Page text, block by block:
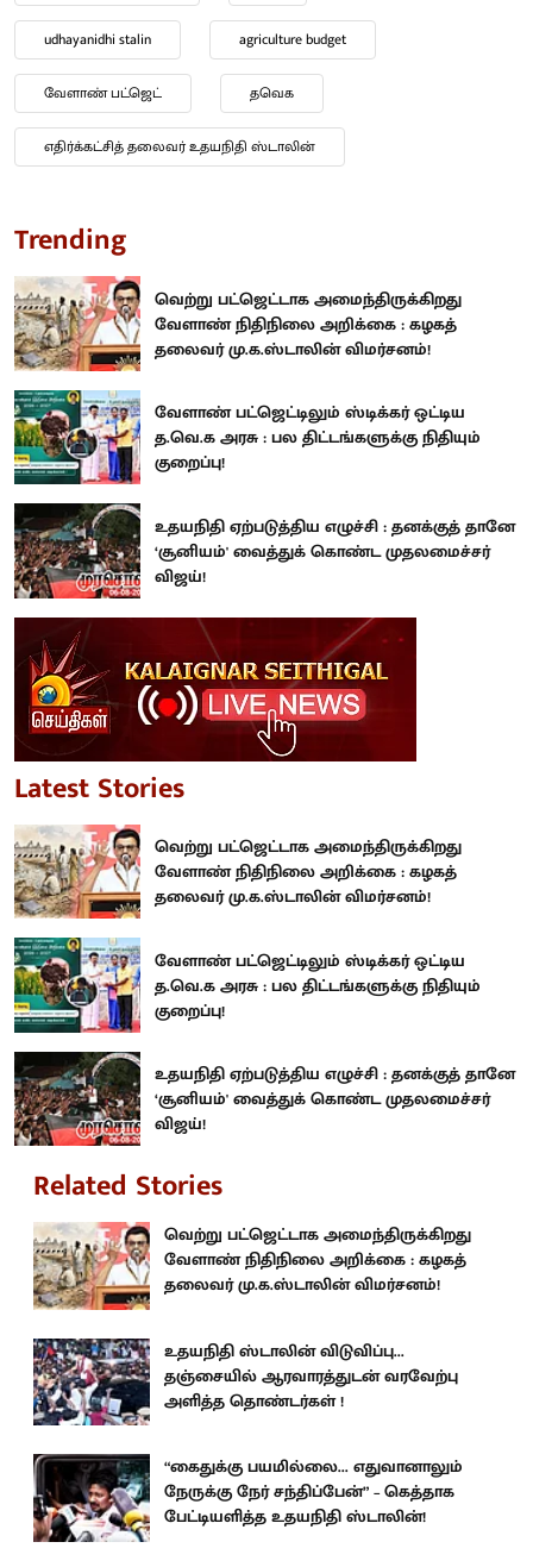
udhayanidhi stalin agriculture budget
வேளாண் பட்ஜெட் தவெக
எதிர்க்கட்சித் தலைவர் உதயநிதி ஸ்டாலின்
Trending
வெற்று பட்ஜெட்டாக அமைந்திருக்கிறது
வேளாண் நிதிநிலை அறிக்கை : கழகத்
தலைவர் மு.க.ஸ்டாலின் விமர்சனம்!
வேளாண் பட்ஜெட்டிலும் ஸ்டிக்கர் ஒட்டிய
த.வெ.க அரசு : பல திட்டங்களுக்கு நிதியும்
குறைப்பு!
உதயநிதி ஏற்படுத்திய எழுச்சி : தனக்குத் தானே
‘சூனியம்' வைத்துக் கொண்ட முதலமைச்சர்
விஜய்!
Latest Stories
வெற்று பட்ஜெட்டாக அமைந்திருக்கிறது
வேளாண் நிதிநிலை அறிக்கை : கழகத்
தலைவர் மு.க.ஸ்டாலின் விமர்சனம்!
வேளாண் பட்ஜெட்டிலும் ஸ்டிக்கர் ஒட்டிய
த.வெ.க அரசு : பல திட்டங்களுக்கு நிதியும்
குறைப்பு!
உதயநிதி ஏற்படுத்திய எழுச்சி : தனக்குத் தானே
‘சூனியம்' வைத்துக் கொண்ட முதலமைச்சர்
விஜய்!
Related Stories
வெற்று பட்ஜெட்டாக அமைந்திருக்கிறது
வேளாண் நிதிநிலை அறிக்கை : கழகத்
தலைவர் மு.க.ஸ்டாலின் விமர்சனம்!
உதயநிதி ஸ்டாலின் விடுவிப்பு...
தஞ்சையில் ஆரவாரத்துடன் வரவேற்பு
அளித்த தொண்டர்கள் !
“கைதுக்கு பயமில்லை... எதுவானாலும்
நேருக்கு நேர் சந்திப்பேன்” – கெத்தாக
பேட்டியளித்த உதயநிதி ஸ்டாலின்!